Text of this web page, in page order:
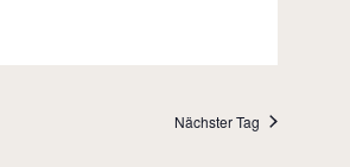
Nächster Tag